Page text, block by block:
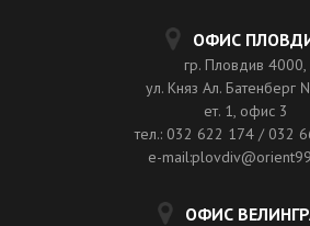
ОФИС
гр. Пловдив 4000,
ул. Княз Ал. Батенберг
ет. 1, офис 3
тел.: 032 622 174 / 032
e-
ОФИС